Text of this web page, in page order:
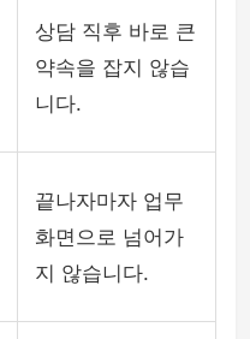
상담 직후 바로 큰
약속을 잡지 않습
니다.
끝나자마자 업무
화면으로 넘어가
지 않습니다.